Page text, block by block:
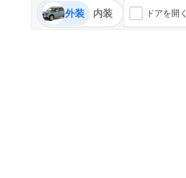
外装 内装 ドアを開く